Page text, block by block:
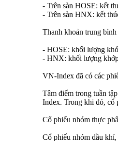
- Trên sàn HOSE: kết
- Trên sàn HNX: kết
Thanh khoản trung
- HOSE: khối lượng
- HNX: khối lượng
VN-Index đã có các
Tâm điểm trong tuần
Index. Trong khi đó, cổ
Cổ phiếu nhóm thực
Cổ phiếu nhóm dầu